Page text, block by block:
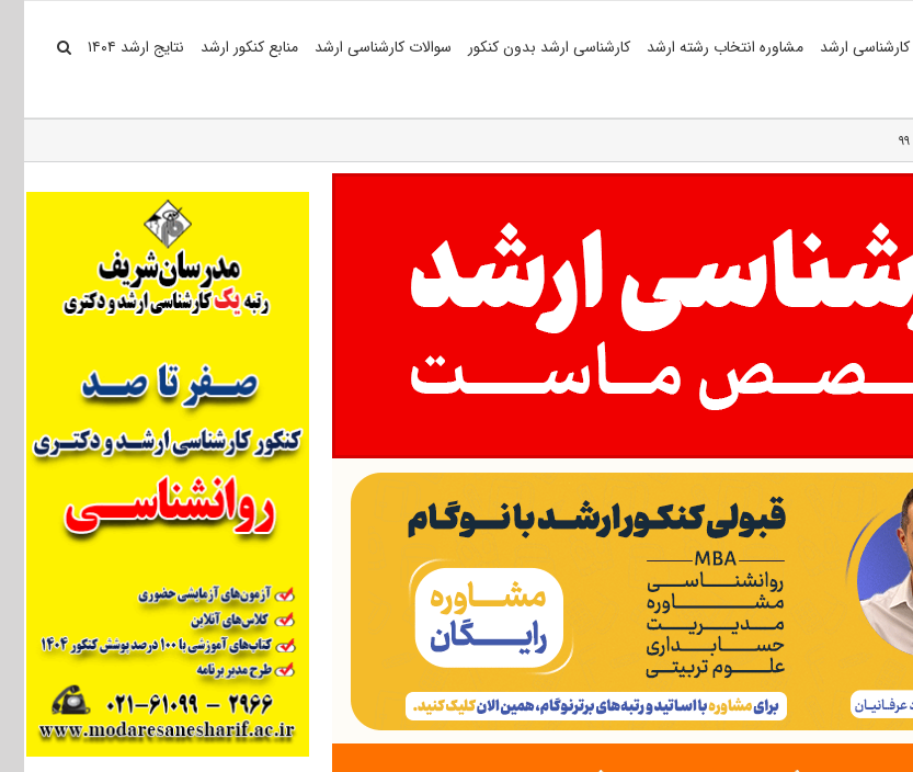
ارشد مشاوره انتخاب رشته ارشد کارشناسی ارشد بدون کنکور سوالات کارشناسی ارشد منابع کنکور ارشد نتایج ارشد ۱۴۰۴